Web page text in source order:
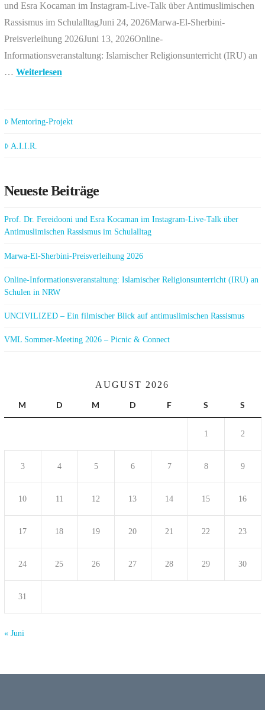
und Esra Kocaman im Instagram-Live-Talk über Antimuslimischen
Rassismus im SchulalltagJuni 24, 2026Marwa-El-Sherbini-
Preisverleihung 2026Juni 13, 2026Online-
Informationsveranstaltung: Islamischer Religionsunterricht (IRU) an
… Weiterlesen
Mentoring-Projekt
A.I.I.R.
Neueste Beiträge
Prof. Dr. Fereidooni und Esra Kocaman im Instagram-Live-Talk über
Antimuslimischen Rassismus im Schulalltag
Marwa-El-Sherbini-Preisverleihung 2026
Online-Informationsveranstaltung: Islamischer Religionsunterricht (IRU) an
Schulen in NRW
UNCIVILIZED – Ein filmischer Blick auf antimuslimischen Rassismus
VML Sommer-Meeting 2026 – Picnic & Connect
AUGUST 2026
M
D M D F S S
1 2
3 4 5 6 7 8 9
10 11 12 13 14 15 16
17 18 19 20 21 22 23
24 25 26 27 28 29 30
31
« Juni